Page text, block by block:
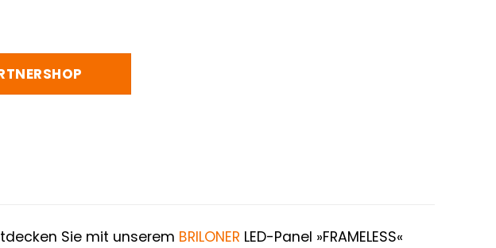
Sie mit unserem BRILONER LED-Panel »FRAMELESS«